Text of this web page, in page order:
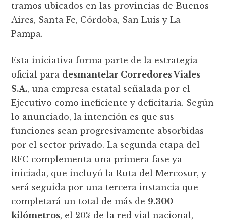
tramos ubicados en las provincias de Buenos
Aires, Santa Fe, Córdoba, San Luis y La
Pampa.
Esta iniciativa forma parte de la estrategia
oficial para desmantelar Corredores Viales
S.A., una empresa estatal señalada por el
Ejecutivo como ineficiente y deficitaria. Según
lo anunciado, la intención es que sus
funciones sean progresivamente absorbidas
por el sector privado. La segunda etapa del
RFC complementa una primera fase ya
iniciada, que incluyó la Ruta del Mercosur, y
será seguida por una tercera instancia que
completará un total de más de 9.300
kilómetros, el 20% de la red vial nacional,